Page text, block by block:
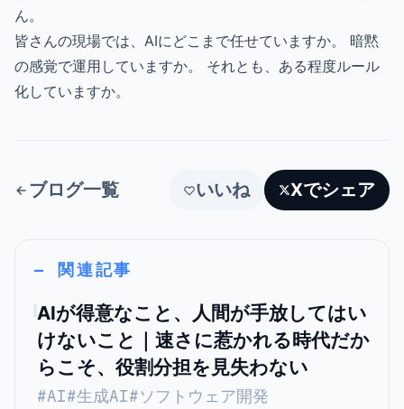
ん。
皆さんの現場では、AIにどこまで任せていますか。 暗黙
の感覚で運用していますか。 それとも、ある程度ルール
化していますか。
ブログ一覧 いいね Xでシェア
— 関連記事
AIが得意なこと、人間が手放してはい
けないこと｜速さに惹かれる時代だか
らこそ、役割分担を見失わない
#AI#生成AI#ソフトウェア開発